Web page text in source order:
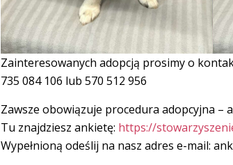
Zainteresowanych adopcją prosimy o
735 084 106 lub 570 512 956
Zawsze obowiązuje procedura adopcyjna –
Tu znajdziesz ankietę: https://
Wypełnioną odeślij na nasz adres e-mail: